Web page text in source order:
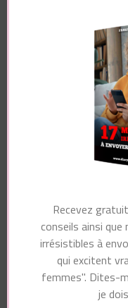
Ce que les Filles
Gentilles n’ont Pas
Compris à
Vous
Laisser un
Recevez
conseils ainsi
irrésistibles à
qui excitent
femmes". Dites-
je